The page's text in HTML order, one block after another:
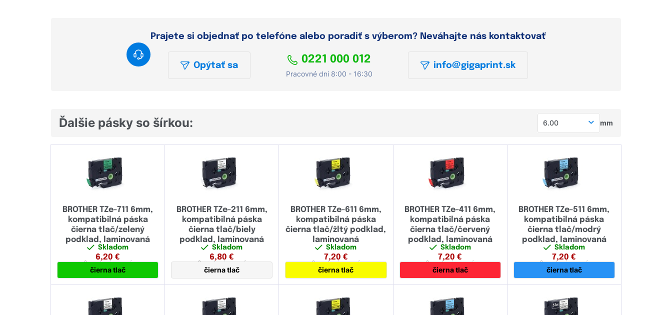
Prajete si objednať po telefóne alebo poradiť s výberom? Neváhajte nás kontaktovať
Opýtať sa
0221 000 012
Pracovné dni 8:00 - 16:30
info@gigaprint.sk
Ďalšie pásky so šírkou: 6.00
5.80
6.00
8.80
9.00
11.70
12.00
17.70
mm
BROTHER TZe-711 6mm,
kompatibilná páska
čierna tlač/zelený
podklad, laminovaná
Skladom
6,20 €
6 mmlaminovaná
čierna tlač
BROTHER TZe-211 6mm,
kompatibilná páska
čierna tlač/biely
podklad, laminovaná
Skladom
6,80 €
6 mmlaminovaná
čierna tlač
BROTHER TZe-611 6mm,
kompatibilná páska
čierna tlač/žltý podklad,
laminovaná
Skladom
7,20 €
6 mmlaminovaná
čierna tlač
BROTHER TZe-411 6mm,
kompatibilná páska
čierna tlač/červený
podklad, laminovaná
Skladom
7,20 €
6 mmlaminovaná
čierna tlač
BROTHER TZe-511 6mm,
kompatibilná páska
čierna tlač/modrý
podklad, laminovaná
Skladom
7,20 €
6 mmlaminovaná
čierna tlač